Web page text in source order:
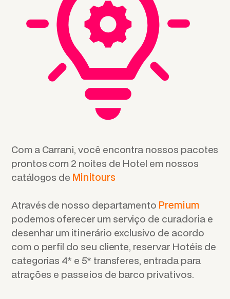
Com a Carrani, você encontra nossos pacotes
prontos com 2 noites de Hotel em nossos
catálogos de Minitours
Através de nosso departamento Premium
podemos oferecer um serviço de curadoria e
desenhar um itinerário exclusivo de acordo
com o perfil do seu cliente, reservar Hotéis de
categorias 4* e 5* transferes, entrada para
atrações e passeios de barco privativos.